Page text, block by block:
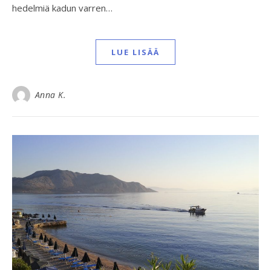
hedelmiä kadun varren…
LUE LISÄÄ
Anna K.